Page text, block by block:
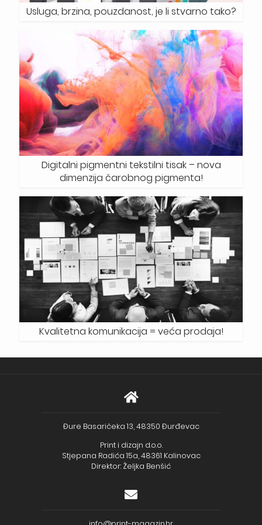
Usluga, brzina, pouzdanost, je li stvarno tako?
Digitalni pigmentni tekstilni tisak – nova
dimenzija čarobnog pigmenta!
Kvalitetna komunikacija = veća prodaja!
Đure Basaričeka 13, 48350 Đurđevac
Print i dizajn d.o.o.
Stjepana Radića 15a, 48361 Kalinovac
Direktor: Željka Benšić